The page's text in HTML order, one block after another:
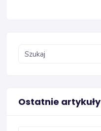
Ostatnie artykuły